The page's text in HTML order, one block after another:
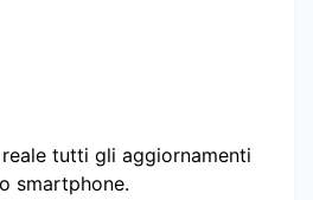
tutti gli aggiornamenti
smartphone.